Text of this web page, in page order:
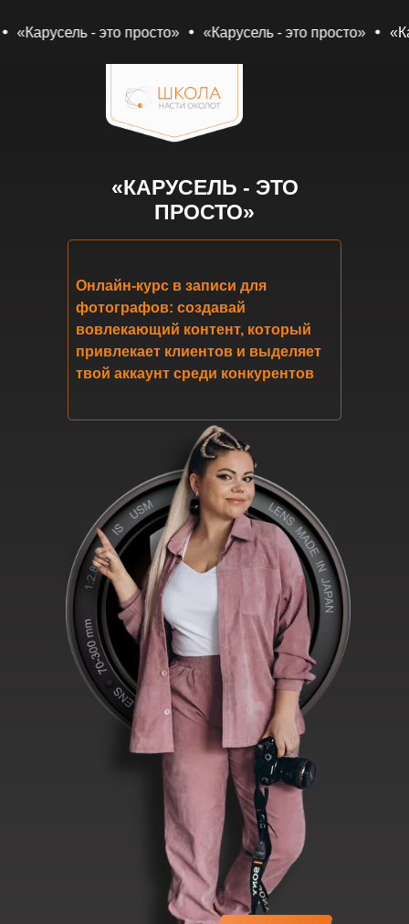
- это просто» «Карусель - это просто»
«КАРУСЕЛЬ - ЭТО
ПРОСТО»
Онлайн-курс в записи для
фотографов: создавай
вовлекающий контент, который
привлекает клиентов и выделяет
твой аккаунт среди конкурентов